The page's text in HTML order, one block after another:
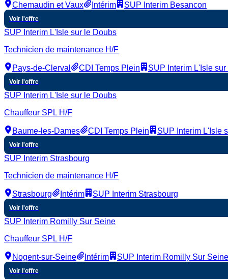
Chemaudin et Vaux Intérim SUP Interim Besancon
Voir l'offre
SUP Interim L'Isle sur le Doubs
Technicien de maintenance H/F
Pays-de-Clerval CDI Temps Plein SUP Interim L'Isle
Voir l'offre
SUP Interim L'Isle sur le Doubs
Chauffeur SPL H/F
Baume-les-Dames CDI Temps Plein SUP Interim L'Isle
Voir l'offre
SUP Interim Strasbourg
Technicien de maintenance H/F
Strasbourg Intérim SUP Interim Strasbourg
Voir l'offre
SUP Interim Romilly Sur Seine
Chauffeur SPL H/F
Nogent-sur-Seine Intérim SUP Interim Romilly Sur Seine
Voir l'offre